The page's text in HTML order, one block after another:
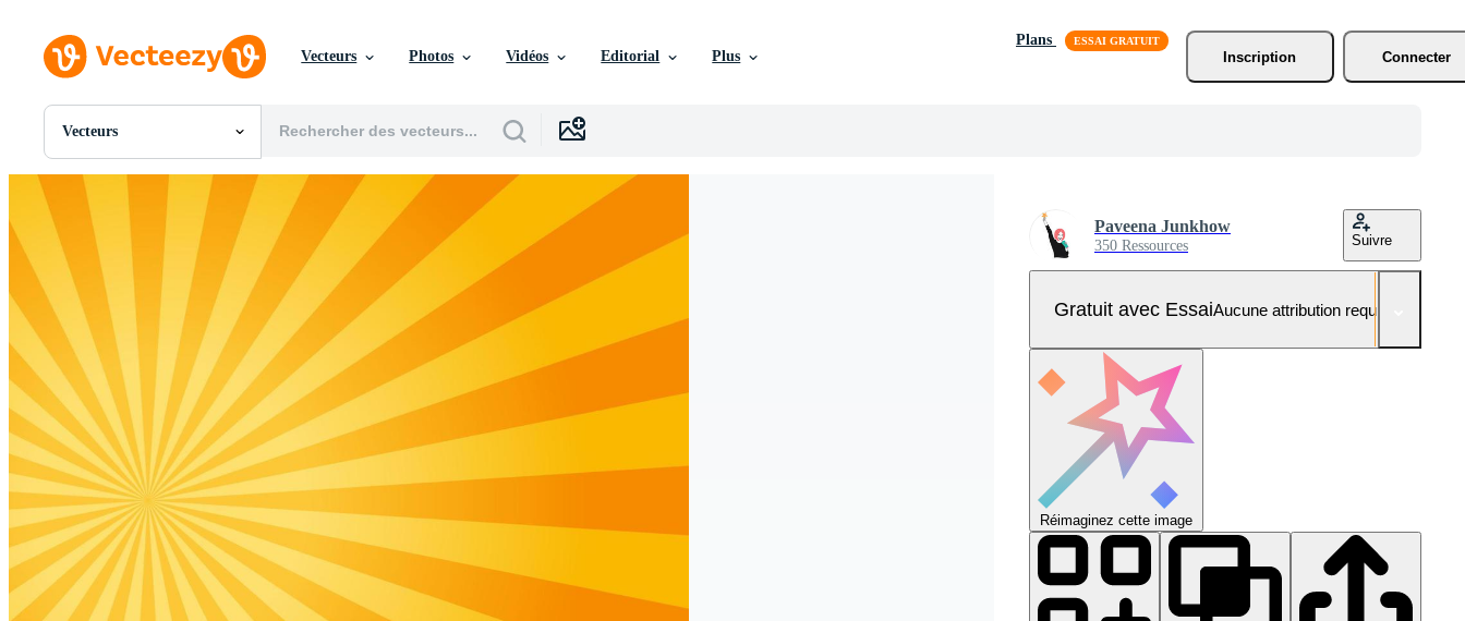
Vecteurs Photos Vidéos Editorial Plus
Plans
Inscription
Connecter
Vecteurs
Toutes Images
PNGs
PSDs
SVGs
Modèles
Vecteurs
Vidéos
Motion graphics
Images Éditoriales
Événements Éditoriaux
Paveena Junkhow
350 Ressources Suivre
Gratuit avec EssaiAucune attribution requise
Réimaginez cette image